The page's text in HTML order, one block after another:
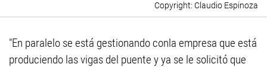
Claudio Espinoza
"En paralelo se está gestionando conla empresa que está
produciendo las vigas del puente y ya se le solicitó que